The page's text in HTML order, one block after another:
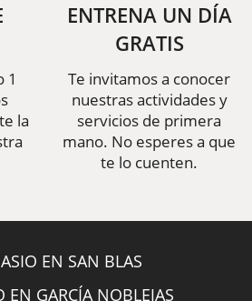
1
la
ENTRENA UN DÍA
GRATIS
Te invitamos a conocer
nuestras actividades y
servicios de primera
mano. No esperes a que
te lo cuenten.
EN SAN BLAS
EN GARCÍA NOBLEJAS